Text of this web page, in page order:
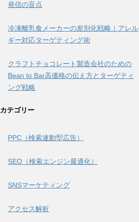
発信の盲点
冷凍離乳食メーカーの差別化戦略｜アレル
ギー対応ターゲティング術
クラフトチョコレート製造会社のための
Bean to Bar高価格の伝え方とターゲティ
ング戦略
カテゴリー
PPC（検索連動型広告）
SEO（検索エンジン最適化）
SNSマーケティング
アクセス解析